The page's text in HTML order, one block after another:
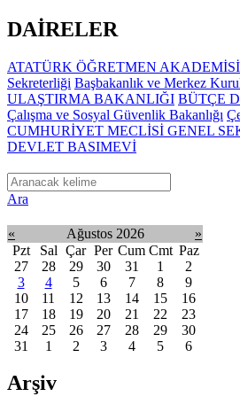
DAİRELER
ATATÜRK ÖĞRETMEN AKADEMİSİ
Sekreterliği Başbakanlık ve Merkez
ULAŞTIRMA BAKANLIĞI BÜTÇE
Çalışma ve Sosyal Güvenlik Bakanlığı
CUMHURİYET MECLİSİ GENEL
DEVLET BASIMEVİ
Ara
« Ağustos 2026
»
Pzt
Sal Çar Per Cum Cmt Paz
27
28 29 30 31 1
2
3
4 5 6 7 8
9
10
11 12 13 14 15
16
17
18 19 20 21 22
23
24
25 26 27 28 29
30
31
1 2 3 4 5 6
Arşiv